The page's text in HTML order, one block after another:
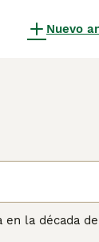
Nuevo
la década